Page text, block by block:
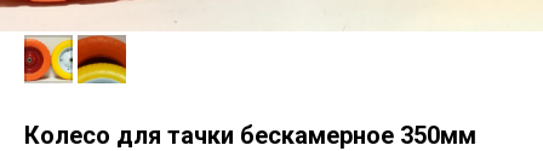
Колесо для тачки бескамерное 350мм